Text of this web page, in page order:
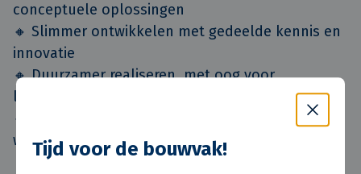
Tijd voor de bouwvak!
conceptuele oplossingen
🔸 Slimmer ontwikkelen met gedeelde kennis en
innovatie
🔸 Duurzamer realiseren, met oog voor
leefomgeving en welzijn
🔸 Regionaal maatwerk, afgestemd op lokale
woonbehoeften